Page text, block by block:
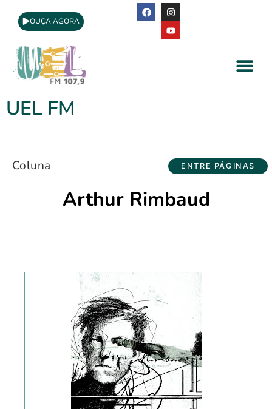
OUÇA AGORA
UEL FM
Coluna ENTRE PÁGINAS
Arthur Rimbaud